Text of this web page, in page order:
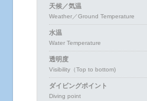
天候／気温
Weather／Ground Temperature
水温
Water Temperature
透明度
Visibility（Top to bottom)
ダイビングポイント
Diving point